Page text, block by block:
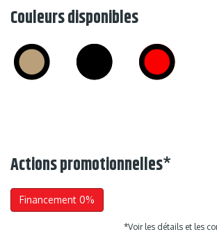
Couleurs disponibles
Actions promotionnelles*
Financement 0%
*Voir les détails et les